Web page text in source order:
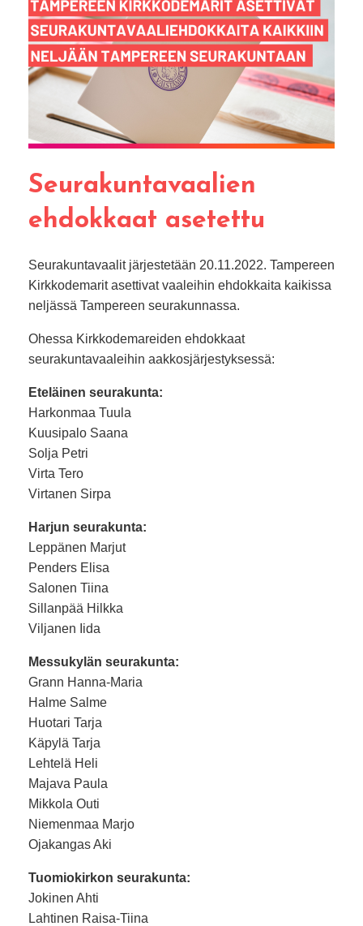
Seurakuntavaalien
ehdokkaat asetettu
Seurakuntavaalit järjestetään 20.11.2022. Tampereen
Kirkkodemarit asettivat vaaleihin ehdokkaita kaikissa
neljässä Tampereen seurakunnassa.
Ohessa Kirkkodemareiden ehdokkaat
seurakuntavaaleihin aakkosjärjestyksessä:
Eteläinen seurakunta:
Harkonmaa Tuula
Kuusipalo Saana
Solja Petri
Virta Tero
Virtanen Sirpa
Harjun seurakunta:
Leppänen Marjut
Penders Elisa
Salonen Tiina
Sillanpää Hilkka
Viljanen Iida
Messukylän seurakunta:
Grann Hanna-Maria
Halme Salme
Huotari Tarja
Käpylä Tarja
Lehtelä Heli
Majava Paula
Mikkola Outi
Niemenmaa Marjo
Ojakangas Aki
Tuomiokirkon seurakunta:
Jokinen Ahti
Lahtinen Raisa-Tiina